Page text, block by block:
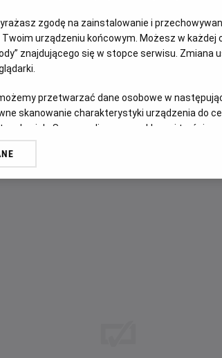
FILMU
tajemniczego wydarzenia ulica
nieznane miejsce. Tam, w zupełnie obcej
trzymać się razem.
zgodę na zainstalowanie i
urządzeniu końcowym. Możesz w każdej
znajdującego się w stopce serwisu. Zmiana
przetwarzać dane osobowe w
skanowanie charakterystyki urządzenia do
do nich. Spersonalizowane reklamy i treści,